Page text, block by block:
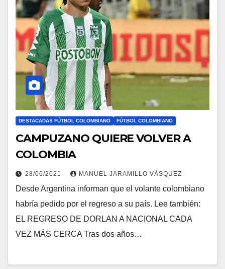
DESTACADAS FÚTBOL COLOMBIANO FÚTBOL COLOMBIANO
CAMPUZANO QUIERE VOLVER A
COLOMBIA
28/06/2021 MANUEL JARAMILLO VÁSQUEZ
Desde Argentina informan que el volante colombiano
habría pedido por el regreso a su país. Lee también:
EL REGRESO DE DORLAN A NACIONAL CADA
VEZ MÁS CERCA Tras dos años…